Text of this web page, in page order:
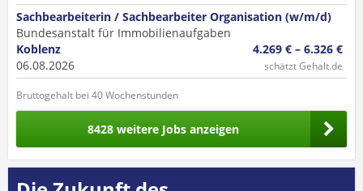
Sachbearbeiterin / Sachbearbeiter Organisation (w/m/d)
Bundesanstalt für Immobilienaufgaben
Koblenz
06.08.2026
4.269 € – 6.326 €
schätzt Gehalt.de
Bruttogehalt bei 40 Wochenstunden
8428 weitere Jobs anzeigen